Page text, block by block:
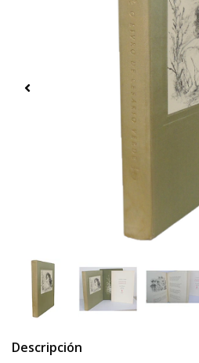
Descripción